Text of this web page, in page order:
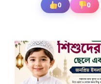
0 0